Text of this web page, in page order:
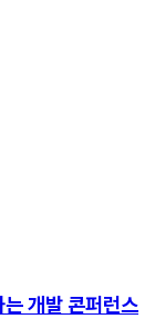
개발 콘퍼런스